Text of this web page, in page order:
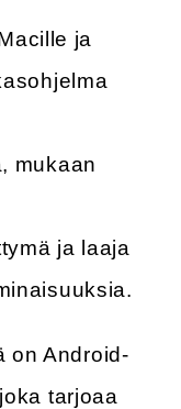
ja
mukaan
ja laaja
on Android-
tarjoaa